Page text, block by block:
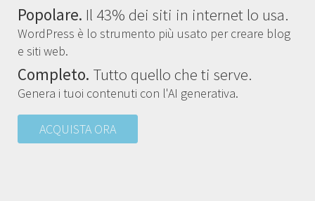
Popolare. Il 43% dei siti in internet lo usa.
WordPress è lo strumento più usato per creare blog
e siti web.
Completo. Tutto quello che ti serve.
Genera i tuoi contenuti con l'AI generativa.
ACQUISTA ORA